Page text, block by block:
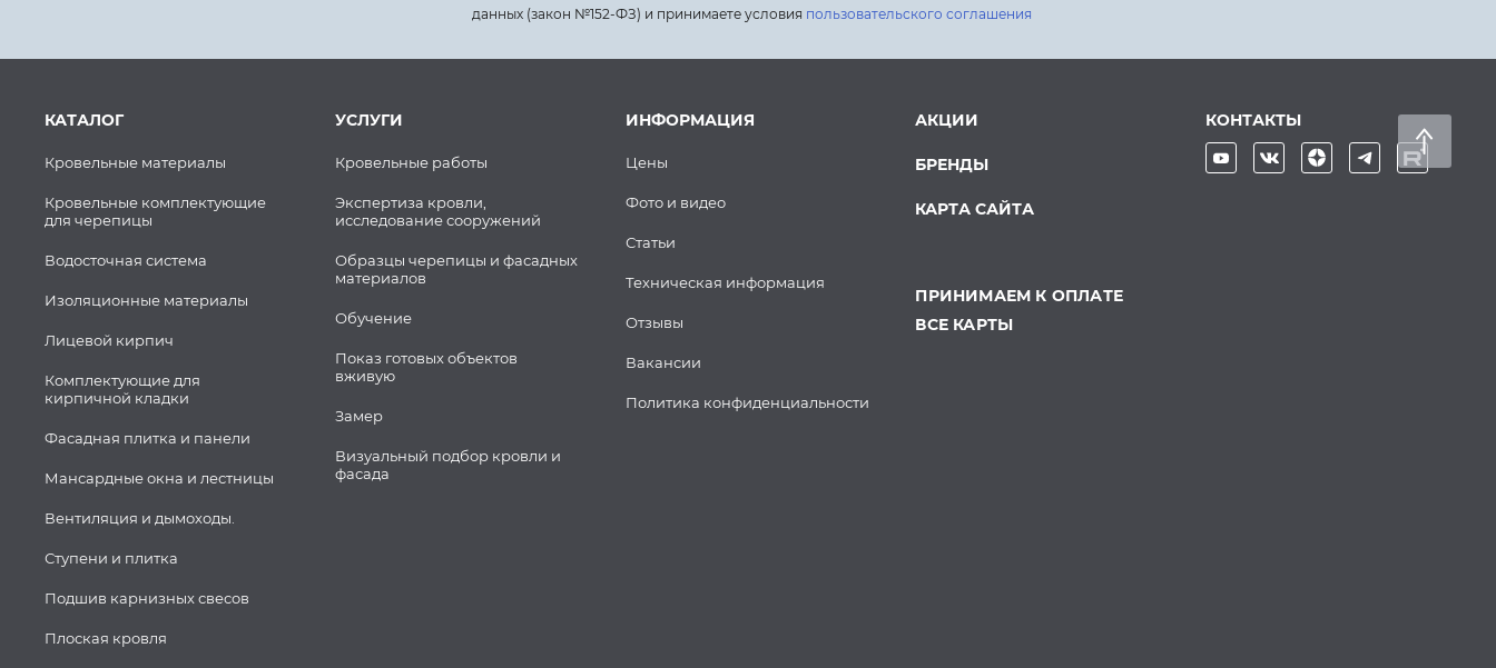
данных (закон №152-ФЗ) и принимаете условия пользовательского соглашения
КАТАЛОГ
Кровельные материалы
Кровельные комплектующие
для черепицы
Водосточная система
Изоляционные материалы
Лицевой кирпич
Комплектующие для
кирпичной кладки
Фасадная плитка и панели
Мансардные окна и лестницы
Вентиляция и дымоходы.
Ступени и плитка
Подшив карнизных свесов
Плоская кровля
УСЛУГИ
Кровельные работы
Экспертиза кровли,
исследование сооружений
Образцы черепицы и фасадных
материалов
Обучение
Показ готовых объектов
вживую
Замер
Визуальный подбор кровли и
фасада
ИНФОРМАЦИЯ
Цены
Фото и видео
Статьи
Техническая информация
Отзывы
Вакансии
Политика конфиденциальности
АКЦИИ
БРЕНДЫ
КАРТА САЙТА
ПРИНИМАЕМ К ОПЛАТЕ
ВСЕ КАРТЫ
КОНТАКТЫ